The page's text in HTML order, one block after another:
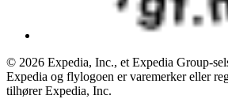
© 2026 Expedia, Inc., et Expedia Group-
Expedia og flylogoen er varemerker eller
tilhører Expedia, Inc.